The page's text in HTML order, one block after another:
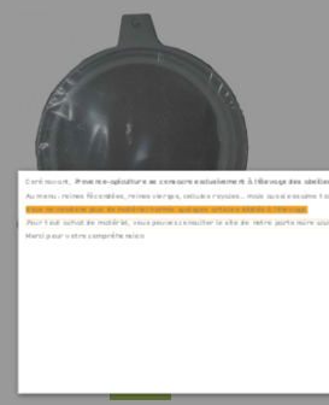
Dorénavant, Provence-apiculture se consacre exclusivement à l'élevage des
Au menu : reines fécondées, reines vierges, cellules royales... mais aussi essaims
Nous ne vendons plus de matériel hormis quelques articles dédiés à l'élevage.
Pour tout achat de matériel, vous pouvez consulter le site de notre partenaire
Merci pour votre compréhension.